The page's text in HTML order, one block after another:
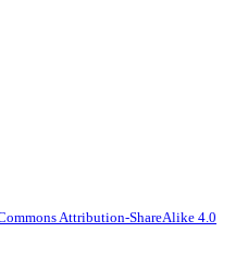
Attribution-ShareAlike 4.0